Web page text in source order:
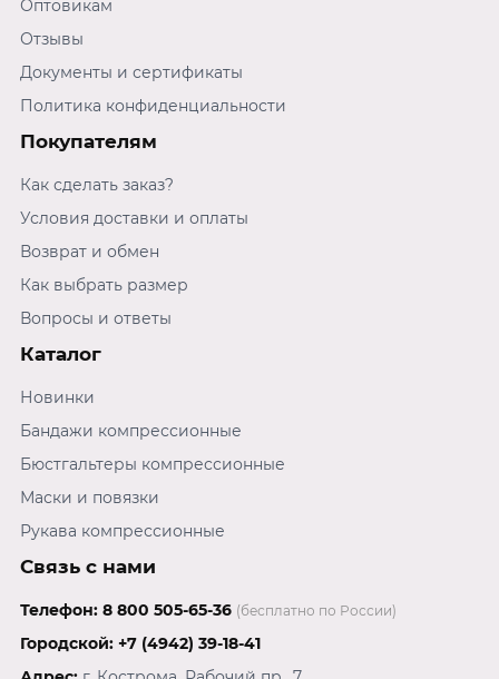
Оптовикам
Отзывы
Документы и сертификаты
Политика конфиденциальности
Покупателям
Как сделать заказ?
Условия доставки и оплаты
Возврат и обмен
Как выбрать размер
Вопросы и ответы
Каталог
Новинки
Бандажи компрессионные
Бюстгальтеры компрессионные
Маски и повязки
Рукава компрессионные
Связь с нами
Телефон: 8 800 505-65-36 (бесплатно по России)
Городской: +7 (4942) 39-18-41